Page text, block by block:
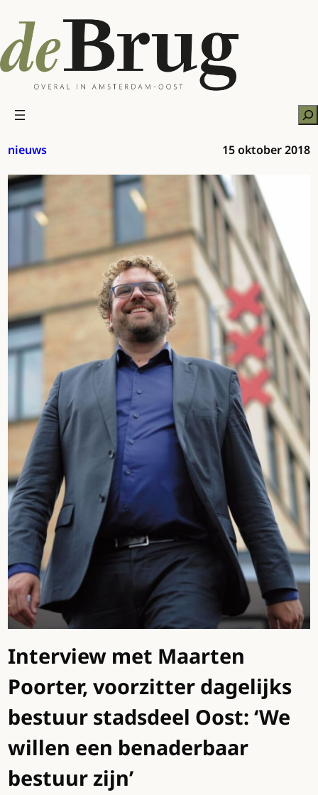
naar
de
inhoud
nieuws 15 oktober 2018
Interview met Maarten
Poorter, voorzitter dagelijks
bestuur stadsdeel Oost: ‘We
willen een benaderbaar
bestuur zijn’